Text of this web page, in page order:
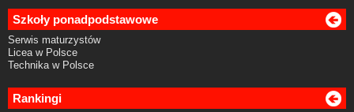
Szkoły ponadpodstawowe
Serwis maturzystów
Licea w Polsce
Technika w Polsce
Rankingi